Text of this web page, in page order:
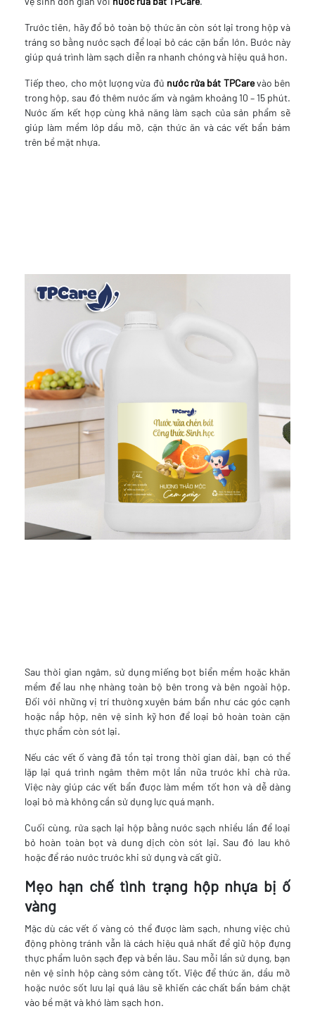
Trước tiên, hãy đổ bỏ toàn bộ thức ăn còn sót lại trong hộp và
tráng sơ bằng nước sạch để loại bỏ các cặn bẩn lớn. Bước này
giúp quá trình làm sạch diễn ra nhanh chóng và hiệu quả hơn.
Tiếp theo, cho một lượng vừa đủ nước rửa bát TPCarevào bên
trong hộp, sau đó thêm nước ấm và ngâm khoảng 10 – 15 phút.
Nước ấm kết hợp cùng khả năng làm sạch của sản phẩm sẽ
giúp làm mềm lớp dầu mỡ, cặn thức ăn và các vết bẩn bám
trên bề mặt nhựa.
Sau thời gian ngâm, sử dụng miếng bọt biển mềm hoặc khăn
mềm để lau nhẹ nhàng toàn bộ bên trong và bên ngoài hộp.
Đối với những vị trí thường xuyên bám bẩn như các góc cạnh
hoặc nắp hộp, nên vệ sinh kỹ hơn để loại bỏ hoàn toàn cặn
thực phẩm còn sót lại.
Nếu các vết ố vàng đã tồn tại trong thời gian dài, bạn có thể
lặp lại quá trình ngâm thêm một lần nữa trước khi chà rửa.
Việc này giúp các vết bẩn được làm mềm tốt hơn và dễ dàng
loại bỏ mà không cần sử dụng lực quá mạnh.
Cuối cùng, rửa sạch lại hộp bằng nước sạch nhiều lần để loại
bỏ hoàn toàn bọt và dung dịch còn sót lại. Sau đó lau khô
hoặc để ráo nước trước khi sử dụng và cất giữ.
Mẹo hạn chế tình trạng hộp nhựa bị ố
vàng
Mặc dù các vết ố vàng có thể được làm sạch, nhưng việc chủ
động phòng tránh vẫn là cách hiệu quả nhất để giữ hộp đựng
thực phẩm luôn sạch đẹp và bền lâu. Sau mỗi lần sử dụng, bạn
nên vệ sinh hộp càng sớm càng tốt. Việc để thức ăn, dầu mỡ
hoặc nước sốt lưu lại quá lâu sẽ khiến các chất bẩn bám chặt
vào bề mặt và khó làm sạch hơn.